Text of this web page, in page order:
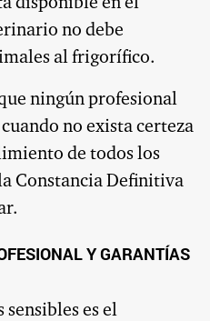
disponible en el
no debe
al frigorífico.
ningún profesional
no exista certeza
de todos los
Constancia Definitiva
Y GARANTÍAS
sensibles es el